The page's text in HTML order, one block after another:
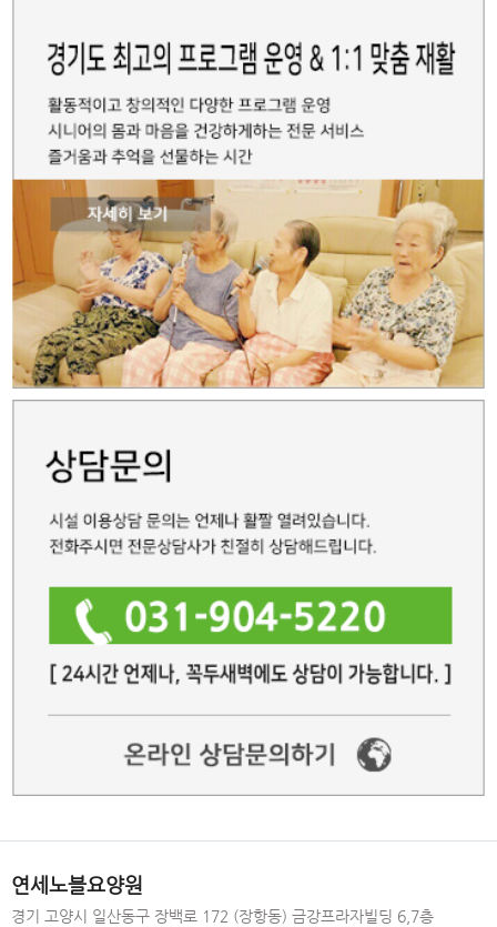
연세노블요양원
경기 고양시 일산동구 장백로 172 (장항동) 금강프라자빌딩 6,7층